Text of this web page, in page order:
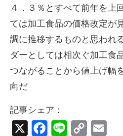
４．３％とすべて前年を上
ては加工食品の価格改定が
調に推移するものと思われ
ダーとしては相次ぐ加工食
つながることから値上げ幅
向だ
記事シェア：
X Facebook
LineCopy